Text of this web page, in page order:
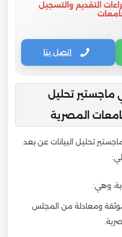
التقديم والتسجيل
اتصل بنا
تحليل
المصرية
تحليل البيانات عن بعد
وهي:
ومعادلة من المجلس